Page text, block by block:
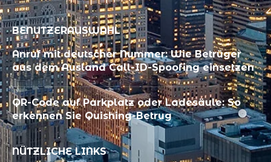
BENUTZERAUSWAHL
Anruf mit deutscher Nummer: Wie Betrüger
aus dem Ausland Call-ID-Spoofing einsetzen
QR-Code auf Parkplatz oder Ladesäule: So
erkennen Sie Quishing-Betrug
NÜTZLICHE LINKS